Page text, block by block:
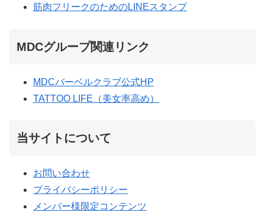
筋肉フリークのためのLINEスタンプ
MDCグループ関連リンク
MDCバーベルクラブ公式HP
TATTOO LIFE（美女率高め）
当サイトについて
お問い合わせ
プライバシーポリシー
メンバー様限定コンテンツ